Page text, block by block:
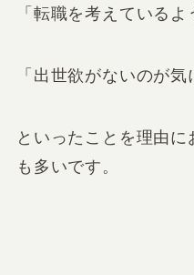
「転職を考えているよ
「出世欲がないのが気
といったことを理由
も多いです。